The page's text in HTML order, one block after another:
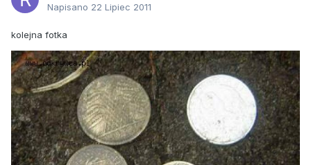
Napisano 22 Lipiec 2011
kolejna fotka